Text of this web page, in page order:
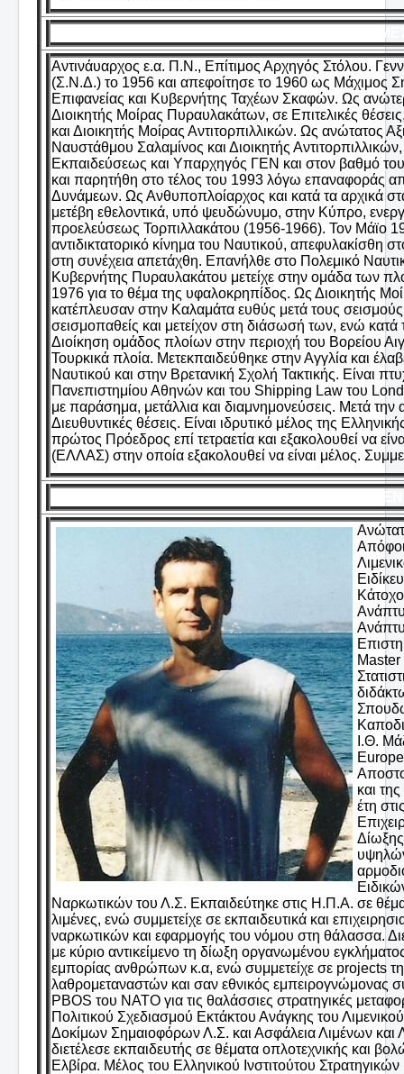
Αντινάυαρχος ε.α. Π.Ν., Επίτιμος Αρχηγός Στόλου.
(Σ.Ν.Δ.) το 1956 και απεφοίτησε το 1960 ως Μάχιμος
Επιφανείας και Κυβερνήτης Ταχέων Σκαφών. Ως
Διοικητής Μοίρας Πυραυλακάτων, σε Επιτελικές
και Διοικητής Μοίρας Αντιτορπιλλικών. Ως ανώτατος
Ναυστάθμου Σαλαμίνος και Διοικητής
Εκπαιδεύσεως και Υπαρχηγός ΓΕΝ και στον βαθμό
και παρητήθη στο τέλος του 1993 λόγω επαναφοράς
Δυνάμεων. Ως Ανθυποπλοίαρχος και κατά τα αρχικά
μετέβη εθελοντικά, υπό ψευδώνυμο, στην Κύπρο,
προελεύσεως Τορπιλλακάτου (1956-1966). Τον Μάϊο
αντιδικτατορικό κίνημα του Ναυτικού, απεφυλακίσθη
στη συνέχεια απετάχθη. Επανήλθε στο Πολεμικό
Κυβερνήτης Πυραυλακάτου μετείχε στην ομάδα των
1976 για το θέμα της υφαλοκρηπίδος. Ως Διοικητής
κατέπλευσαν στην Καλαμάτα ευθύς μετά τους
σεισμοπαθείς και μετείχον στη διάσωσή των, ενώ
Διοίκηση ομάδος πλοίων στην περιοχή του Βορείου
Τουρκικά πλοία. Μετεκπαιδεύθηκε στην Αγγλία και
Ναυτικού και στην Βρετανική Σχολή Τακτικής. Είναι
Πανεπιστημίου Αθηνών και του Shipping Law του
με παράσημα, μετάλλια και διαμνημονεύσεις. Μετά την
Διευθυντικές θέσεις. Είναι ιδρυτικό μέλος της
πρώτος Πρόεδρος επί τετραετία και εξακολουθεί να
(ΕΛΛΑΣ) στην οποία εξακολουθεί να είναι μέλος.
Ι.Θ.
και
έτη
Ναρκωτικών του Λ.Σ. Εκπαιδεύτηκε στις Η.Π.Α. σε
λιμένες, ενώ συμμετείχε σε εκπαιδευτικά και
ναρκωτικών και εφαρμογής του νόμου στη θάλασσα.
με κύριο αντικείμενο τη δίωξη οργανωμένου
εμπορίας ανθρώπων κ.α, ενώ συμμετείχε σε projects
λαθρομεταναστών και σαν εθνικός εμπειρογνώμονας
PBOS του ΝΑΤΟ για τις θαλάσσιες στρατηγικές
Πολιτικού Σχεδιασμού Εκτάκτου Ανάγκης του
Δοκίμων Σημαιοφόρων Λ.Σ. και Ασφάλεια Λιμένων
διετέλεσε εκπαιδευτής σε θέματα οπλοτεχνικής και
Ελβίρα. Mέλος του Ελληνικού Ινστιτούτου